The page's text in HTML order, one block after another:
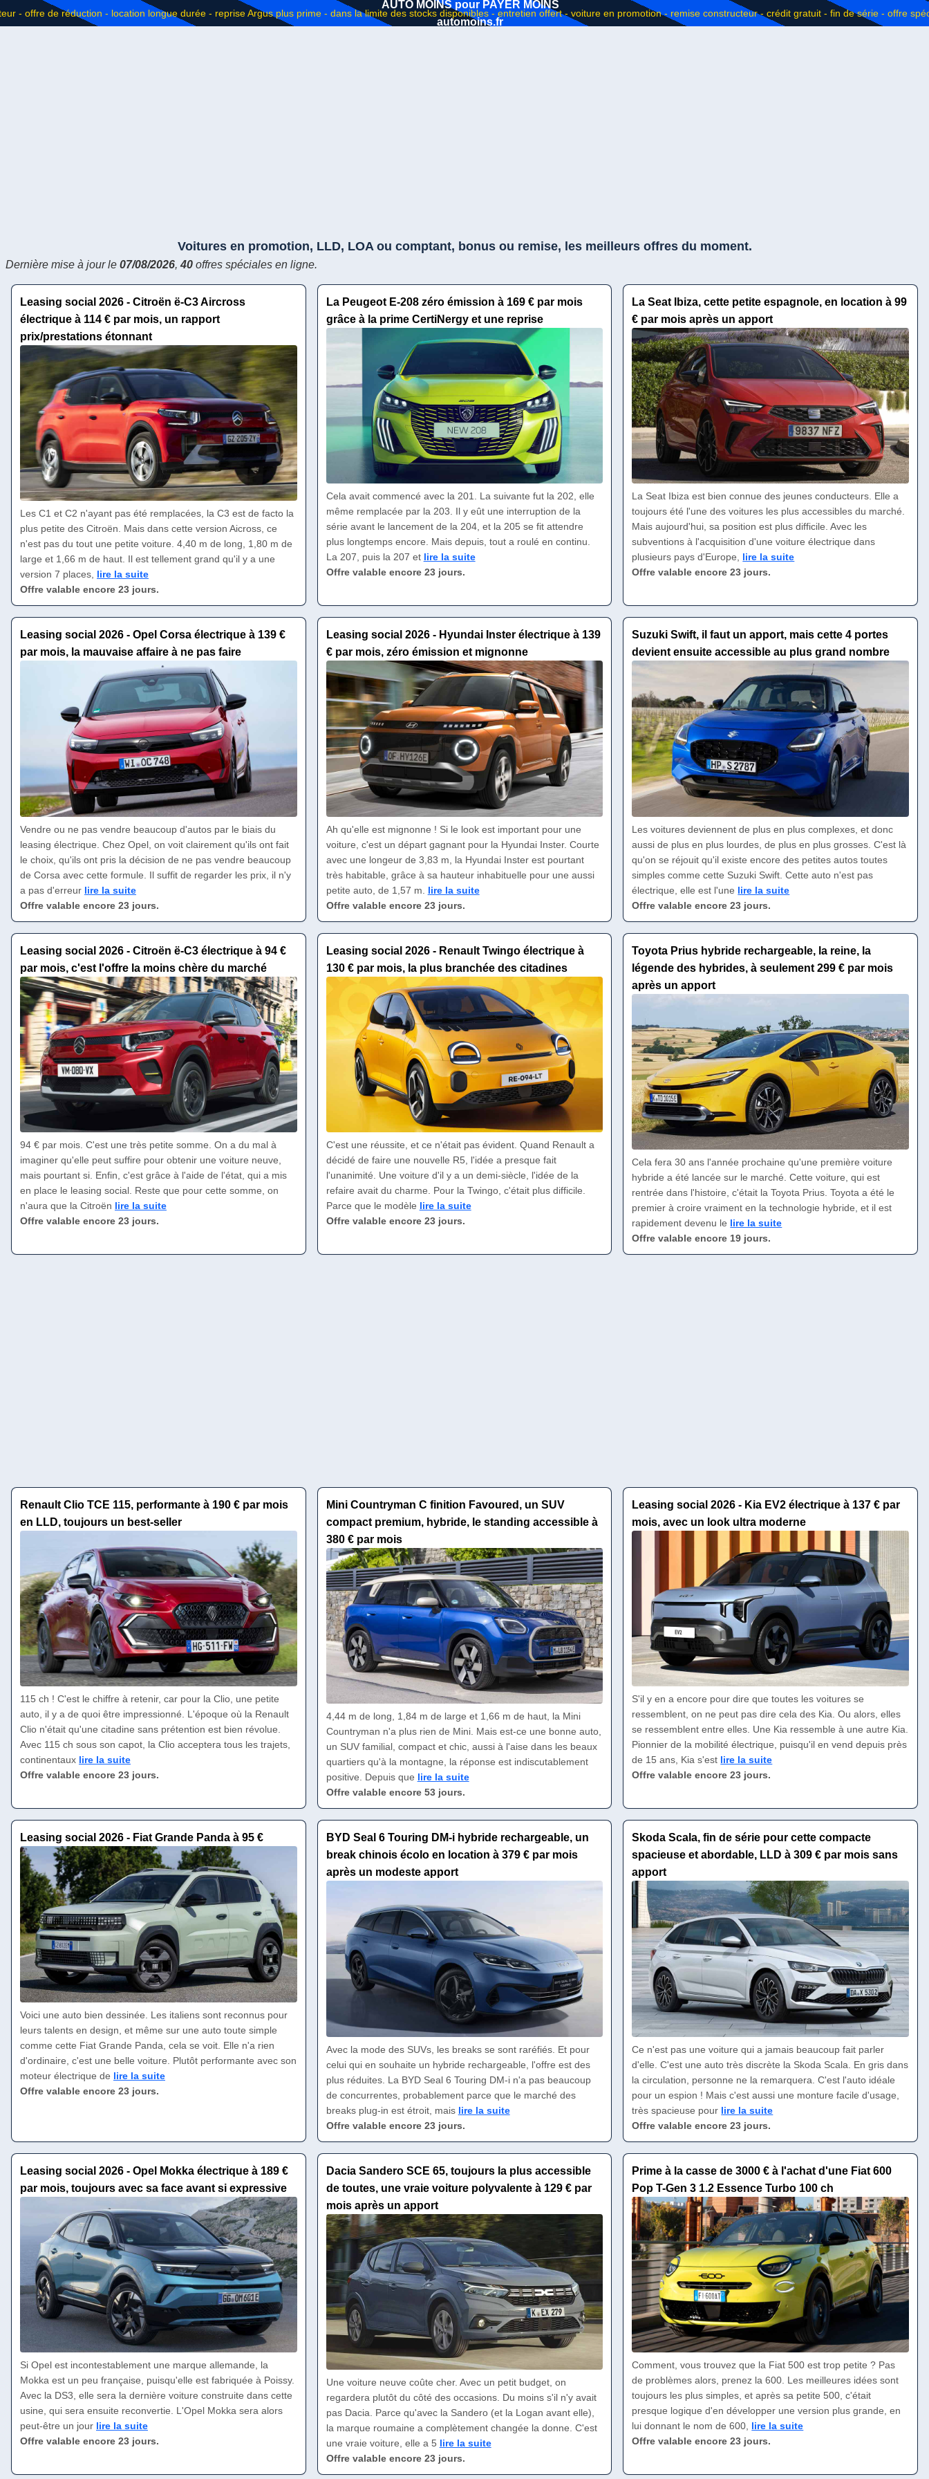
AUTO MOINS pour PAYER MOINS
automoins.fr
Voitures en promotion, LLD, LOA ou comptant, bonus ou remise, les meilleurs offres du moment.
Dernière mise à jour le 07/08/2026,40 offres spéciales en ligne.
Leasing social 2026 - Citroën ë-C3 Aircross
électrique à 114 € par mois, un rapport
prix/prestations étonnant
Les C1 et C2 n'ayant pas été remplacées, la C3 est de facto la
plus petite des Citroën. Mais dans cette version Aicross, ce
n'est pas du tout une petite voiture. 4,40 m de long, 1,80 m de
large et 1,66 m de haut. Il est tellement grand qu'il y a une
version 7 places, lire la suite
Offre valable encore 23 jours.
La Peugeot E-208 zéro émission à 169 € par mois
grâce à la prime CertiNergy et une reprise
Cela avait commencé avec la 201. La suivante fut la 202, elle
même remplacée par la 203. Il y eût une interruption de la
série avant le lancement de la 204, et la 205 se fit attendre
plus longtemps encore. Mais depuis, tout a roulé en continu.
La 207, puis la 207 et lire la suite
Offre valable encore 23 jours.
La Seat Ibiza, cette petite espagnole, en location à 99
€ par mois après un apport
La Seat Ibiza est bien connue des jeunes conducteurs. Elle a
toujours été l'une des voitures les plus accessibles du marché.
Mais aujourd'hui, sa position est plus difficile. Avec les
subventions à l'acquisition d'une voiture électrique dans
plusieurs pays d'Europe, lire la suite
Offre valable encore 23 jours.
Leasing social 2026 - Opel Corsa électrique à 139 €
par mois, la mauvaise affaire à ne pas faire
Vendre ou ne pas vendre beaucoup d'autos par le biais du
leasing électrique. Chez Opel, on voit clairement qu'ils ont fait
le choix, qu'ils ont pris la décision de ne pas vendre beaucoup
de Corsa avec cette formule. Il suffit de regarder les prix, il n'y
a pas d'erreur lire la suite
Offre valable encore 23 jours.
Leasing social 2026 - Hyundai Inster électrique à 139
€ par mois, zéro émission et mignonne
Ah qu'elle est mignonne ! Si le look est important pour une
voiture, c'est un départ gagnant pour la Hyundai Inster. Courte
avec une longeur de 3,83 m, la Hyundai Inster est pourtant
très habitable, grâce à sa hauteur inhabituelle pour une aussi
petite auto, de 1,57 m. lire la suite
Offre valable encore 23 jours.
Suzuki Swift, il faut un apport, mais cette 4 portes
devient ensuite accessible au plus grand nombre
Les voitures deviennent de plus en plus complexes, et donc
aussi de plus en plus lourdes, de plus en plus grosses. C'est là
qu'on se réjouit qu'il existe encore des petites autos toutes
simples comme cette Suzuki Swift. Cette auto n'est pas
électrique, elle est l'une lire la suite
Offre valable encore 23 jours.
Leasing social 2026 - Citroën ë-C3 électrique à 94 €
par mois, c'est l'offre la moins chère du marché
94 € par mois. C'est une très petite somme. On a du mal à
imaginer qu'elle peut suffire pour obtenir une voiture neuve,
mais pourtant si. Enfin, c'est grâce à l'aide de l'état, qui a mis
en place le leasing social. Reste que pour cette somme, on
n'aura que la Citroën lire la suite
Offre valable encore 23 jours.
Leasing social 2026 - Renault Twingo électrique à
130 € par mois, la plus branchée des citadines
C'est une réussite, et ce n'était pas évident. Quand Renault a
décidé de faire une nouvelle R5, l'idée a presque fait
l'unanimité. Une voiture d'il y a un demi-siècle, l'idée de la
refaire avait du charme. Pour la Twingo, c'était plus difficile.
Parce que le modèle lire la suite
Offre valable encore 23 jours.
Toyota Prius hybride rechargeable, la reine, la
légende des hybrides, à seulement 299 € par mois
après un apport
Cela fera 30 ans l'année prochaine qu'une première voiture
hybride a été lancée sur le marché. Cette voiture, qui est
rentrée dans l'histoire, c'était la Toyota Prius. Toyota a été le
premier à croire vraiment en la technologie hybride, et il est
rapidement devenu le lire la suite
Offre valable encore 19 jours.
Renault Clio TCE 115, performante à 190 € par mois
en LLD, toujours un best-seller
115 ch ! C'est le chiffre à retenir, car pour la Clio, une petite
auto, il y a de quoi être impressionné. L'époque où la Renault
Clio n'était qu'une citadine sans prétention est bien révolue.
Avec 115 ch sous son capot, la Clio acceptera tous les trajets,
continentaux lire la suite
Offre valable encore 23 jours.
Mini Countryman C finition Favoured, un SUV
compact premium, hybride, le standing accessible à
380 € par mois
4,44 m de long, 1,84 m de large et 1,66 m de haut, la Mini
Countryman n'a plus rien de Mini. Mais est-ce une bonne auto,
un SUV familial, compact et chic, aussi à l'aise dans les beaux
quartiers qu'à la montagne, la réponse est indiscutablement
positive. Depuis que lire la suite
Offre valable encore 53 jours.
Leasing social 2026 - Kia EV2 électrique à 137 € par
mois, avec un look ultra moderne
S'il y en a encore pour dire que toutes les voitures se
ressemblent, on ne peut pas dire cela des Kia. Ou alors, elles
se ressemblent entre elles. Une Kia ressemble à une autre Kia.
Pionnier de la mobilité électrique, puisqu'il en vend depuis près
de 15 ans, Kia s'est lire la suite
Offre valable encore 23 jours.
Leasing social 2026 - Fiat Grande Panda à 95 €
Voici une auto bien dessinée. Les italiens sont reconnus pour
leurs talents en design, et même sur une auto toute simple
comme cette Fiat Grande Panda, cela se voit. Elle n'a rien
d'ordinaire, c'est une belle voiture. Plutôt performante avec son
moteur électrique de lire la suite
Offre valable encore 23 jours.
BYD Seal 6 Touring DM-i hybride rechargeable, un
break chinois écolo en location à 379 € par mois
après un modeste apport
Avec la mode des SUVs, les breaks se sont raréfiés. Et pour
celui qui en souhaite un hybride rechargeable, l'offre est des
plus réduites. La BYD Seal 6 Touring DM-i n'a pas beaucoup
de concurrentes, probablement parce que le marché des
breaks plug-in est étroit, mais lire la suite
Offre valable encore 23 jours.
Skoda Scala, fin de série pour cette compacte
spacieuse et abordable, LLD à 309 € par mois sans
apport
Ce n'est pas une voiture qui a jamais beaucoup fait parler
d'elle. C'est une auto très discrète la Skoda Scala. En gris dans
la circulation, personne ne la remarquera. C'est l'auto idéale
pour un espion ! Mais c'est aussi une monture facile d'usage,
très spacieuse pour lire la suite
Offre valable encore 23 jours.
Leasing social 2026 - Opel Mokka électrique à 189 €
par mois, toujours avec sa face avant si expressive
Si Opel est incontestablement une marque allemande, la
Mokka est un peu française, puisqu'elle est fabriquée à Poissy.
Avec la DS3, elle sera la dernière voiture construite dans cette
usine, qui sera ensuite reconvertie. L'Opel Mokka sera alors
peut-être un jour lire la suite
Offre valable encore 23 jours.
Dacia Sandero SCE 65, toujours la plus accessible
de toutes, une vraie voiture polyvalente à 129 € par
mois après un apport
Une voiture neuve coûte cher. Avec un petit budget, on
regardera plutôt du côté des occasions. Du moins s'il n'y avait
pas Dacia. Parce qu'avec la Sandero (et la Logan avant elle),
la marque roumaine a complètement changée la donne. C'est
une vraie voiture, elle a 5 lire la suite
Offre valable encore 23 jours.
Prime à la casse de 3000 € à l'achat d'une Fiat 600
Pop T-Gen 3 1.2 Essence Turbo 100 ch
Comment, vous trouvez que la Fiat 500 est trop petite ? Pas
de problèmes alors, prenez la 600. Les meilleures idées sont
toujours les plus simples, et après sa petite 500, c'était
presque logique d'en développer une version plus grande, en
lui donnant le nom de 600, lire la suite
Offre valable encore 23 jours.